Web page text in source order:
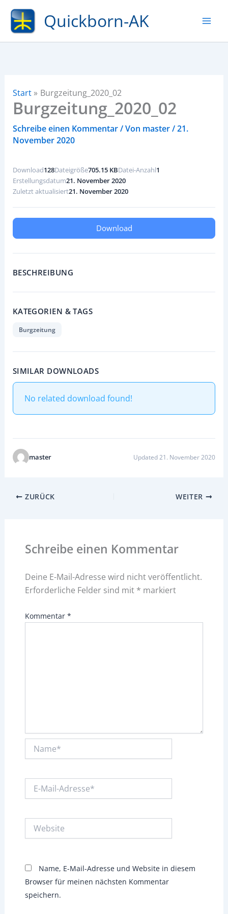
Zum
Inhalt
springen
Quickborn-AK
Start Burgzeitung_2020_02
Burgzeitung_2020_02
Schreibe einen Kommentar/ Von master/21.
November 2020
Download128Dateigröße705.15 KBDatei-Anzahl1
Erstellungsdatum21. November 2020
Zuletzt aktualisiert21. November 2020
Download
BESCHREIBUNG
KATEGORIEN & TAGS
Burgzeitung
SIMILAR DOWNLOADS
No related download found!
master Updated 21. November 2020
ZURÜCK WEITER
Schreibe einen Kommentar
Deine E-Mail-Adresse wird nicht veröffentlicht.
Erforderliche Felder sind mit * markiert
Kommentar *
Mail-
Name, E-Mail-Adresse und Website in diesem
Browser für meinen nächsten Kommentar
speichern.